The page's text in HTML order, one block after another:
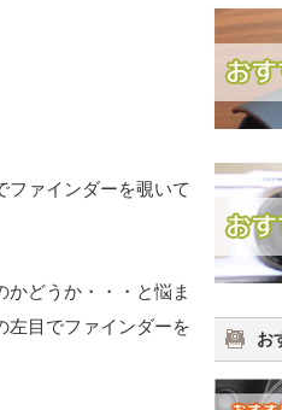
ファインダーを覗いて
どうか・・・と悩ま
左目でファインダーを
お